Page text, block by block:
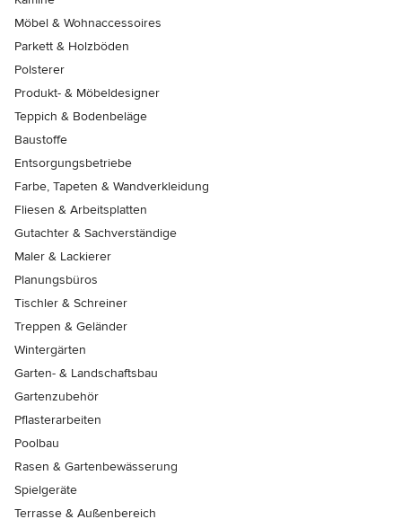
Möbel & Wohnaccessoires
Parkett & Holzböden
Polsterer
Produkt- & Möbeldesigner
Teppich & Bodenbeläge
Baustoffe
Entsorgungsbetriebe
Farbe, Tapeten & Wandverkleidung
Fliesen & Arbeitsplatten
Gutachter & Sachverständige
Maler & Lackierer
Planungsbüros
Tischler & Schreiner
Treppen & Geländer
Wintergärten
Garten- & Landschaftsbau
Gartenzubehör
Pflasterarbeiten
Poolbau
Rasen & Gartenbewässerung
Spielgeräte
Terrasse & Außenbereich